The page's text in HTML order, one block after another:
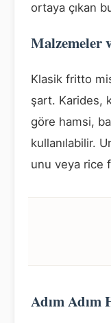
ortaya çıkan
Malzemeler
Klasik fritto
şart. Karides,
göre hamsi,
kullanılabilir.
unu veya rice
Adım Adım